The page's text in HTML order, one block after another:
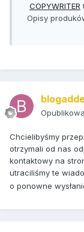
COPYWRITER
Opisy
Chcielibyśmy
otrzymali od nas
kontaktowy na
utraciliśmy te
o ponowne